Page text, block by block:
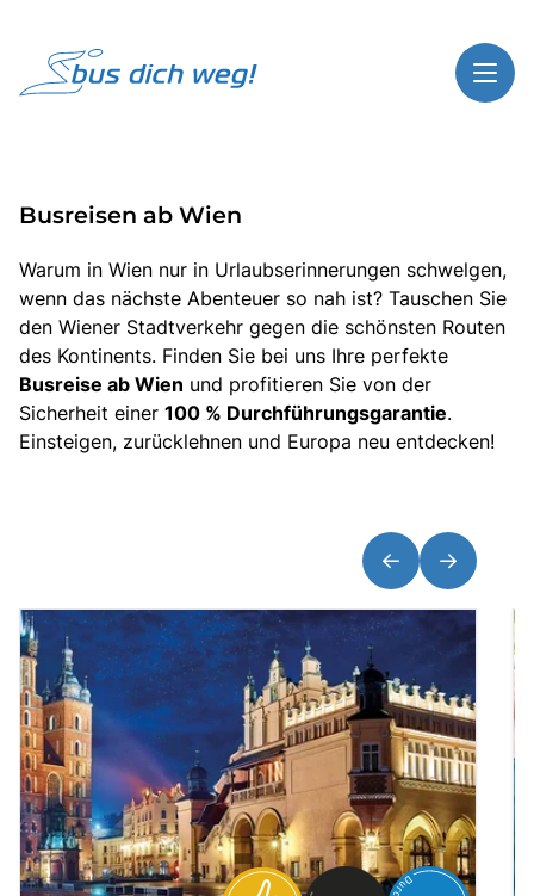
Highlights
Service
Kontakt
Start
Busreisen
Radio!
Sie befinden sich in:
Österreich
Heimatland ändern:
Deutschland
Busreisen ab Wien
Warum in Wien nur in Urlaubserinnerungen schwelgen,
wenn das nächste Abenteuer so nah ist? Tauschen Sie
den Wiener Stadtverkehr gegen die schönsten Routen
des Kontinents. Finden Sie bei uns Ihre perfekte
Busreise ab Wien und profitieren Sie von der
Sicherheit einer 100 % Durchführungsgarantie.
Einsteigen, zurücklehnen und Europa neu entdecken!